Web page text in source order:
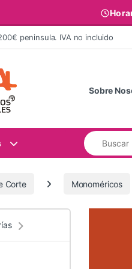
peninsula. IVA no incluido
Sobre
Buscar:
Corte Monoméricos